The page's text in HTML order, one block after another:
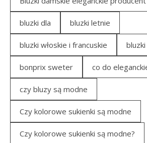
bluzki dla bluzki letnie
bluzki włoskie i francuskie
bonprix sweter co do
czy bluzy są modne
Czy kolorowe sukienki są modne
Czy kolorowe sukienki są modne?